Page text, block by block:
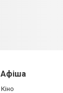
Афіша
Кіно